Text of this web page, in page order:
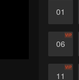
01
06
VIP
11
VIP